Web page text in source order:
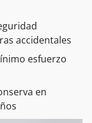
accidentales
esfuerzo
en